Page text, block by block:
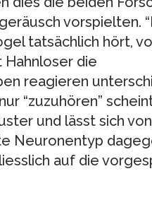
vorspielten.
tatsächlich hört,
Hahnloser die
reagieren
“zuzuhören”
und lässt sich von
Neuronentyp
auf die